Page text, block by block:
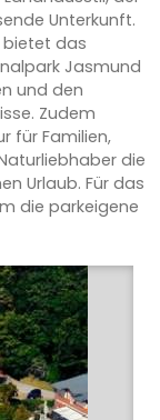
Unterkunft.
bietet das
Jasmund
und den
Zudem
für Familien,
die
Urlaub. Für das
die parkeigene